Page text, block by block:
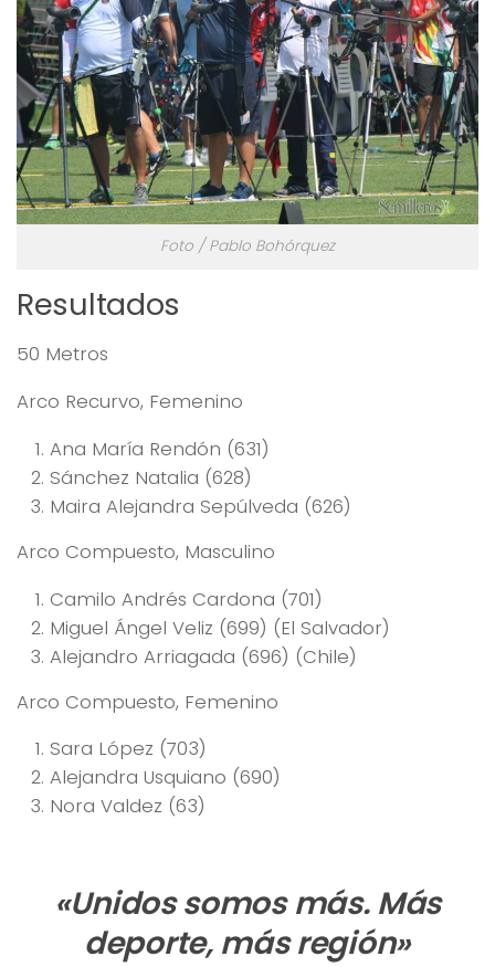
Foto / Pablo Bohórquez
Resultados
50 Metros
Arco Recurvo, Femenino
Ana María Rendón (631)
Sánchez Natalia (628)
Maira Alejandra Sepúlveda (626)
Arco Compuesto, Masculino
Camilo Andrés Cardona (701)
Miguel Ángel Veliz (699) (El Salvador)
Alejandro Arriagada (696) (Chile)
Arco Compuesto, Femenino
Sara López (703)
Alejandra Usquiano (690)
Nora Valdez (63)
«Unidos somos más. Más
deporte, más región»